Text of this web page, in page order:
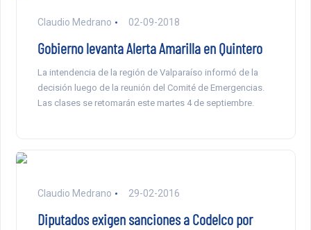
Claudio Medrano 02-09-2018
Gobierno levanta Alerta Amarilla en Quintero
La intendencia de la región de Valparaíso informó de la
decisión luego de la reunión del Comité de Emergencias.
Las clases se retomarán este martes 4 de septiembre.
Claudio Medrano 29-02-2016
Diputados exigen sanciones a Codelco por